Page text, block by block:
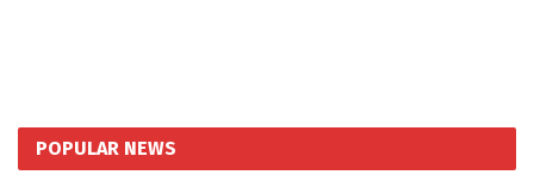
POPULAR NEWS